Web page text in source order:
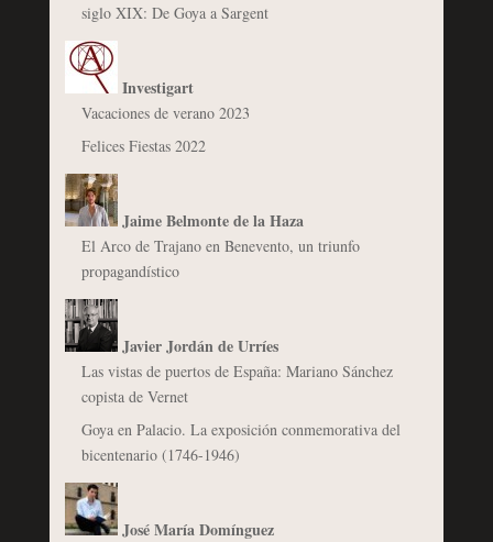
siglo XIX: De Goya a Sargent
Investigart
Vacaciones de verano 2023
Felices Fiestas 2022
Jaime Belmonte de la Haza
El Arco de Trajano en Benevento, un triunfo
propagandístico
Javier Jordán de Urríes
Las vistas de puertos de España: Mariano Sánchez
copista de Vernet
Goya en Palacio. La exposición conmemorativa del
bicentenario (1746-1946)
José María Domínguez